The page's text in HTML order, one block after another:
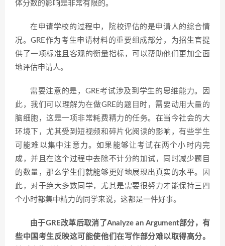
体分数的影响是非常有限的。
在申请学校的过程中，院校评估的是申请人的综合情
况。GRE作为考生申请材料的重要组成部分，为招生官提
供了一项标准且客观的衡量指标，可以帮助他们更加全面
地评估申请人。
需要注意的是，GRE考试涉及到学生的思维能力。因
此，我们可以理解为在做GRE的题目时，需要动用大量的
脑细胞，这是一项非常耗费精力的任务。在当今社会的大
环境下，尤其受到短视频和碎片化阅读的影响，有些学生
可能难以集中注意力。如果能够让考试在两个小时内完
成，并且在这个过程中去除不计分的加试，同时减少题目
的数量，那么学生们就能够更好地展现出真实的水平。因
此，对于绝大多数同学，尤其是需要很努力才能保持三四
个小时都集中精力的同学来说，这都是一件好事。
由于GRE改革后取消了Analyze an Argument部分，有
些中国考生反映这可能使他们在写作部分难以取得高分。